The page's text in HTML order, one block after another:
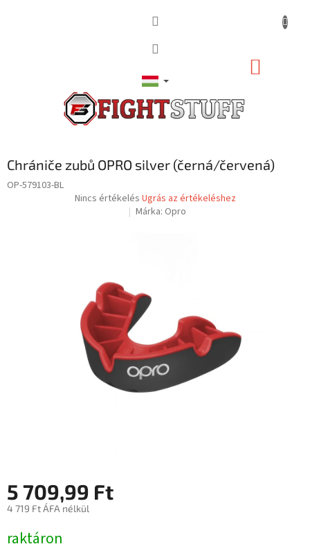
Chrániče zubů OPRO silver (černá/červená)
OP-579103-BL
A
csillag.
Nincs értékelés Ugrás az értékeléshez
Márka: Opro
5 709,99 Ft
4 719 Ft ÁFA nélkül
raktáron